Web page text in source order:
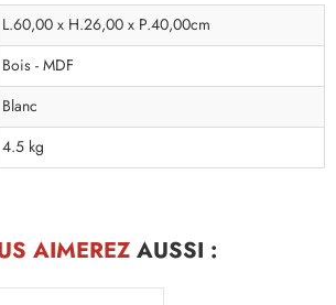
L.60,00 x H.26,00 x P.40,00cm
Bois - MDF
Blanc
4.5 kg
AIMEREZAUSSI :